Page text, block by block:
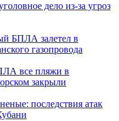
дело из-за угроз
БПЛА залетел в
газопровода
все пляжи в
закрыли
последствия атак